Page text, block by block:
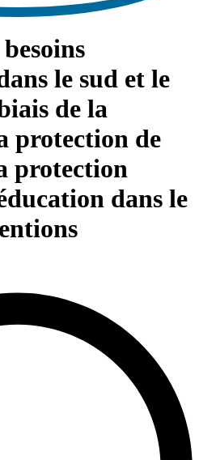
le sud et le
de la
protection de
protection
dans le